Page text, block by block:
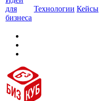
для
бизнеса
Технологии Кейсы